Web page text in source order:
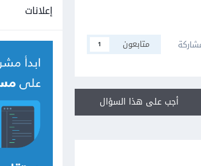
متابعون 1
أجب على هذا السؤال
إعلانات